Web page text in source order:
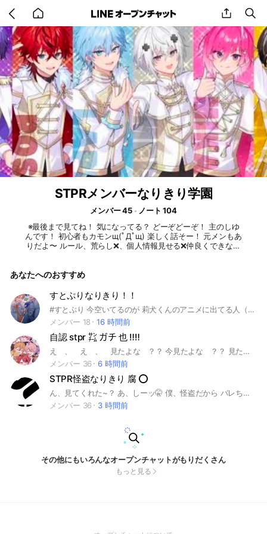
back
to
home
share
STPRメンバーなりきり学園
メンバー 45
ノート 104
※最後まで見てね！ 気になってる？ どーぞどーぞ！ 主のしゆ
んです！ 初心者もカモンщ(ﾟДﾟщ) 楽しく話そー！ 元メンもあ
りだよ〜 ルール、荒らし❌、個人情報見せる❌仲良くできない
時は未定でよろ！ あき）空白 埋まり）メンカラ すとぷり 莉犬
💛 ころんくん🩵 アンプタックカラーズ あっきいくん まぜたく
ん💜 ぷりっつくん‪💚 ちぐさくん🩵 あっとくん❤️ けちゃくん
騎士X、A しゆんくん‪💚 てるとくん🩷 ばぁうくん⸜❤️⸝ タケヤ
キ翔くん🤍 そうまくん 💛 スニステ にしきくん🤍 らおくん❤️
だいきりくん💛 たちばなくん💙 ゆたくん🩵 やなとくん💛 おさ
でいくん🩵 めておら 心音くん💜 ロゼくん❤️ みかさくん🩷 メ
ルトくん‎🤍 らぴすくん🩵 らいとくん💛 とぅるりぷ はりまくん
まひろまるくん そあらくん パルオくん ものくろくん つきしろ
やしろくん りいぬくんファミリー あき ちぐさくんファミリー
あき 遠井さんシリーズ あき マネージャー ひのか（すとぷりさ
ん） 凛斗（すにすてさん） さいか(めておら) ゆら(騎士X) 色
葉(アンプマネ) 莉瑠(とぅるりぷマネ) これしか思いつきません
でした💦 他のグループのメンバーやりたかつたら入って声か
いて欲しいな🥺 抜ける時は、一言言って欲しいな！ #STPRな
りきり #アンプタックカラーズ #すとぷり #すにすて #騎士X #
めておら #STPR #STPRと繋がりたい ーーーーーーーーENDー
ーーーーーー ここまでよく見てくれました！ 主も初心者なの
でみんなでワイワイしましょ！ 出会い目的は🔺 主の都合で主
は8時半までしかいないよ〜m(_ _)
あなたへのおすすめ
すとぷりなりきり！！
#すとぷり 今空いてるのが 莉犬くんのアニメに出てる人（りいこちゃん以外） ジェル君のアニメに出てる人（遠井さん、ももちゃん以外） もりうさ りぬーん ヤギ長老 です！ ジェッキーとナッキーも空いてるよ！ 一応ジェルくん枠開け状態です！ 荒らしは❌ 荒らしだった場合強制退会させます⭐︎
メンバー 18
16 時間前
自認 stpr ㌠ ガチ 也 ‼️‼️
え 、 え 、 見たよな ？？ 今見たよな ？？ 見たなら入れよ 😉 絵文字 🐜 ‼️ どぺ ２人迄🐜 ‼️ 折 🍐 ‼️ 掛け持ち 🍐 ‼️ っ て感じの超絶ゆるおぷ …… んん , 間違えた 爆汗 超絶ガチ也だろ❓❓ もう入るしかないわけよ ❣️❣️ ノリいい人 𝐂𝐨𝐦𝐞 𝐨𝐧 コミュ障 も 𝐂𝐨𝐦𝐞 𝐨𝐧 誰でもきてね 👋🏻 っ て感じ よ ‼️ ぁ 初心者 だけ は 🔙 待ってるよ 🎶 #STPR #stpr #なりきり #nrkr #也 #苺王子 #騎士 #暗譜 #隕石 #靴歩 #口紅 #すとぷり #騎士A #騎士X #AMPTAK #めておら #すにすて #とぅるりぷ #stxxx #ktxxx #amnv #mtor #snst #trlp #vegetablecolors #野菜 #やさい手
メンバー 36
6 時間前
STPR怪盗なりきり 腐 ⭕️
ん、見てくれた~？ あ、しーッ🤫 僕、怪盗だから バレちゃうッ!! 改めて見つけてくれてありがとうッ、、 ここには、警察と怪盗がいるッ、、、 次々と盗みを犯す怪盗。 それを追う警察達… 君も、おいで、 僕の正体、、？ 申し遅れたね、、 僕は、怪盗副リーダーの ⬛︎⬛︎⬛︎。 あはッ、待ってる、 #STPR #StrawberryPrince #すとぷり #Knight A - 騎士A - #騎士Ｘ-KnightＸ- #AMPTAKxCOLORS #Meteorites #めておら #SneakerStep #すにすて
メンバー 36
3 時間前
その他にもいろんなオープンチャットがもりだくさん
もっと見る